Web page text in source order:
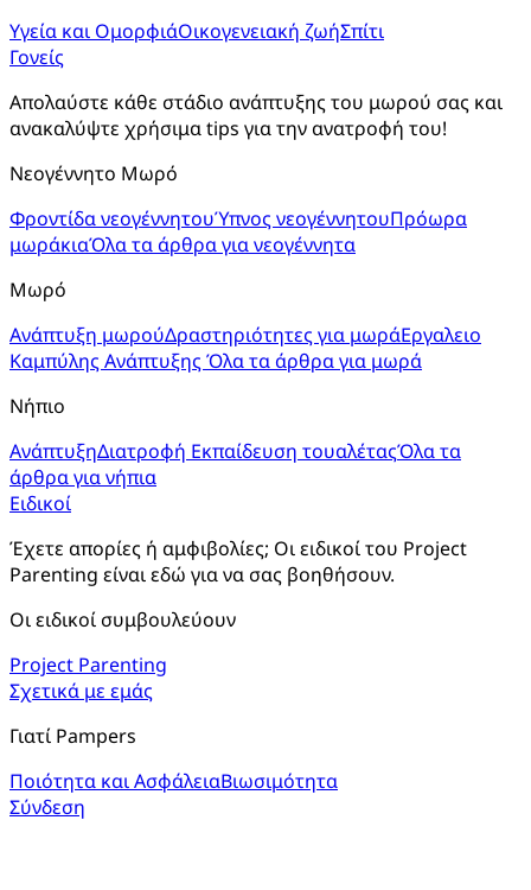
Υγεία και ΟμορφιάΟικογενειακή ζωήΣπίτι
Γονείς
Απολαύστε κάθε στάδιο ανάπτυξης του μωρού σας και
ανακαλύψτε χρήσιμα tips για την ανατροφή του!
Νεογέννητο Μωρό
Φροντίδα νεογέννητουΎπνος νεογέννητουΠρόωρα
μωράκιαΌλα τα άρθρα για νεογέννητα
Μωρό
Ανάπτυξη μωρούΔραστηριότητες για μωράΕργαλειο
Καμπύλης Ανάπτυξης Όλα τα άρθρα για μωρά
Νήπιο
ΑνάπτυξηΔιατροφή Εκπαίδευση τουαλέταςΌλα τα
άρθρα για νήπια
Ειδικοί
Έχετε απορίες ή αμφιβολίες; Οι ειδικοί του Project
Parenting είναι εδώ για να σας βοηθήσουν.
Οι ειδικοί συμβουλεύουν
Project Parenting
Σχετικά με εμάς
Γιατί Pampers
Ποιότητα και ΑσφάλειαΒιωσιμότητα
Σύνδεση